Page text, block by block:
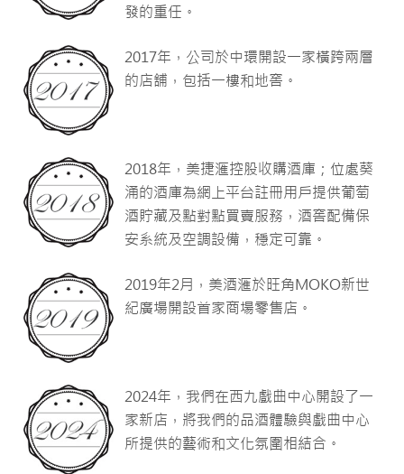
發的重任。
2017年，公司於中環開設一家橫跨兩層
的店舖，包括一樓和地窖。
2018年，美捷滙控股收購酒庫；位處葵
涌的酒庫為網上平台註冊用戶提供葡萄
酒貯藏及點對點買賣服務，酒窖配備保
安系統及空調設備，穩定可靠。
2019年2月，美酒滙於旺角MOKO新世
紀廣場開設首家商場零售店。
2024年，我們在西九戲曲中心開設了一
家新店，將我們的品酒體驗與戲曲中心
所提供的藝術和文化氛圍相結合。